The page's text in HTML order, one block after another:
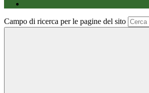
Campo di ricerca per le pagine del sito